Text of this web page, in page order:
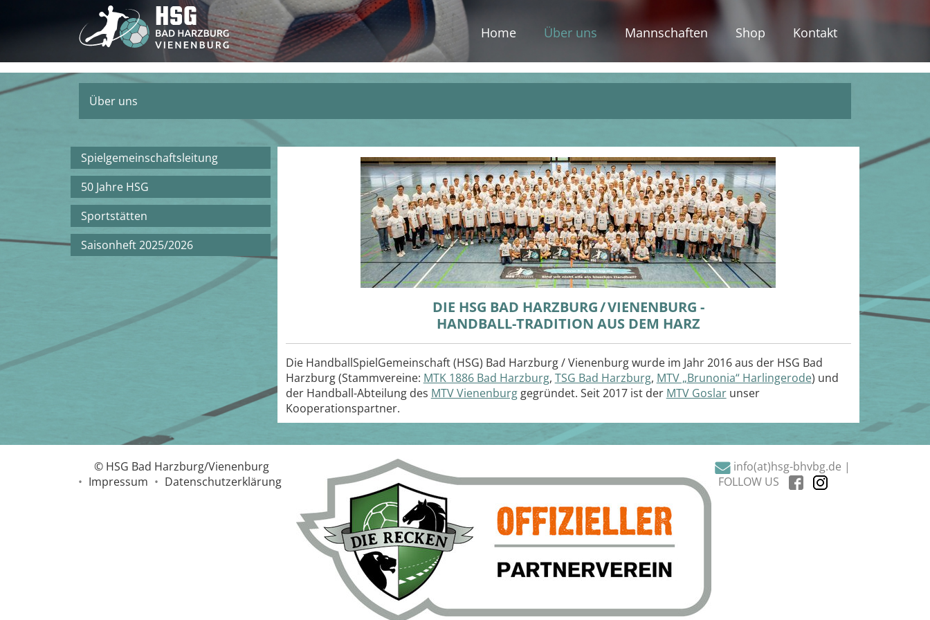
Home Über uns Mannschaften Shop Kontakt
Über uns
Spielgemeinschaftsleitung
50 Jahre HSG
Sportstätten
Saisonheft 2025/2026
DIE HSG BAD HARZBURG / VIENENBURG -
HANDBALL-TRADITION AUS DEM HARZ
Die HandballSpielGemeinschaft (HSG) Bad Harzburg / Vienenburg wurde im Jahr 2016 aus der HSG Bad
Harzburg (Stammvereine: MTK 1886 Bad Harzburg, TSG Bad Harzburg, MTV „Brunonia“ Harlingerode) und
der Handball-Abteilung des MTV Vienenburggegründet. Seit 2017 ist der MTV Goslarunser
Kooperationspartner.
© HSG Bad Harzburg/Vienenburg
• Impressum • Datenschutzerklärung
info(at)hsg-bhvbg.de |
FOLLOW US